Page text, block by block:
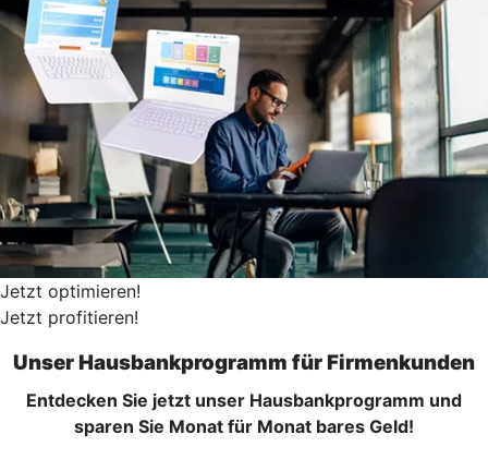
Jetzt optimieren!
Jetzt profitieren!
Unser Hausbankprogramm für Firmenkunden
Entdecken Sie jetzt unser Hausbankprogramm und
sparen Sie Monat für Monat bares Geld!